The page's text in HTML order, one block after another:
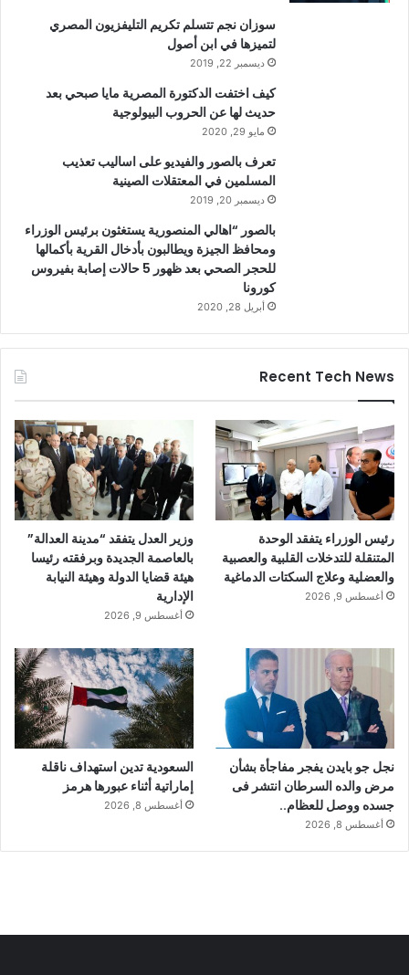
سوزان نجم تتسلم تكريم التليفزيون المصري
لتميزها في ابن أصول
ديسمبر 22, 2019
كيف اختفت الدكتورة المصرية مايا صبحي بعد
حديث لها عن الحروب البيولوجية
مايو 29, 2020
تعرف بالصور والفيديو على اساليب تعذيب
المسلمين في المعتقلات الصينية
ديسمبر 20, 2019
بالصور “اهالي المنصورية يستغثون برئيس الوزراء
ومحافظ الجيزة ويطالبون بأدخال القرية بأكمالها
للحجر الصحي بعد ظهور 5 حالات إصابة بفيروس
كورونا
أبريل 28, 2020
Recent Tech News
رئيس الوزراء يتفقد الوحدة
المتنقلة للتدخلات القلبية والعصبية
والعضلية وعلاج السكتات الدماغية
أغسطس 9, 2026
وزير العدل يتفقد “مدينة العدالة”
بالعاصمة الجديدة وبرفقته رئيسا
هيئة قضايا الدولة وهيئة النيابة
الإدارية
أغسطس 9, 2026
نجل جو بايدن يفجر مفاجأة بشأن
مرض والده السرطان انتشر فى
جسده ووصل للعظام..
أغسطس 8, 2026
السعودية تدين استهداف ناقلة
إماراتية أثناء عبورها هرمز
أغسطس 8, 2026